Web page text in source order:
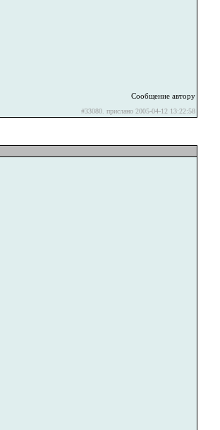
Сообщение автору
#33080. прислано 2005-04-12 13:22:58